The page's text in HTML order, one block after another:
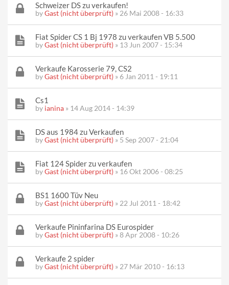
Schweizer DS zu verkaufen!
byGast (nicht überprüft) » 26 Mai 2008 - 16:33
Fiat Spider CS 1 Bj 1978 zu verkaufen VB 5.500
byGast (nicht überprüft) » 13 Jun 2007 - 15:34
Verkaufe Karosserie 79, CS2
byGast (nicht überprüft) » 6 Jan 2011 - 19:11
Cs1
by ianina » 14 Aug 2014 - 14:39
DS aus 1984 zu Verkaufen
byGast (nicht überprüft) » 5 Sep 2007 - 21:04
Fiat 124 Spider zu verkaufen
byGast (nicht überprüft) » 16 Okt 2006 - 08:25
BS1 1600 Tüv Neu
byGast (nicht überprüft) » 22 Jul 2011 - 18:42
Verkaufe Pininfarina DS Eurospider
byGast (nicht überprüft) » 8 Apr 2008 - 10:26
Verkaufe 2 spider
byGast (nicht überprüft) » 27 Mär 2010 - 16:13